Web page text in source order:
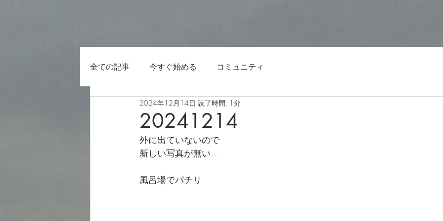
全ての記事 今すぐ始める コミュニティ
20241214
2024年12月14日 読了時間: 1分
外に出ていないので
新しい写真が無い…
風呂場でパチリ